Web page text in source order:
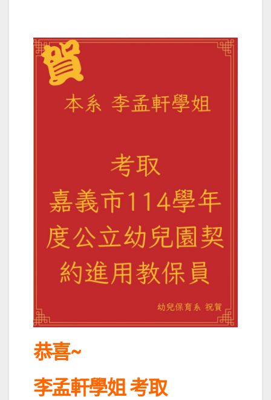
恭喜~
李孟軒學姐 考取